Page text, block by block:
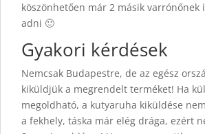
köszönhetően már 2 másik
adni 🙂
Gyakori kérdések
Nemcsak Budapestre, de az egész
kiküldjük a megrendelt terméket! Ha
megoldható, a kutyaruha kiküldése
a fekhely, táska már elég drága, ezért